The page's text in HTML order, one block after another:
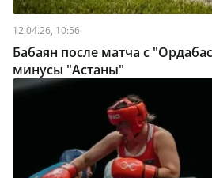
12.04.26, 10:56
Бабаян после матча с
минусы "Астаны"